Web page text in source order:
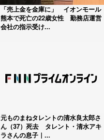
「売上金を金庫に」 イオンモール
熊本で死亡の22歳女性 勤務店運営
会社の指示受け...
元ものまねタレントの清水良太郎さ
ん（37）死去 タレント・清水アキ
ラさんの息子｜...